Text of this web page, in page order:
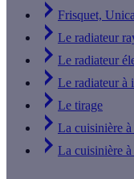
Frisquet,
Le radiateur
Le radiateur
Le radiateur à
Le tirage
La cuisinière
La cuisinière